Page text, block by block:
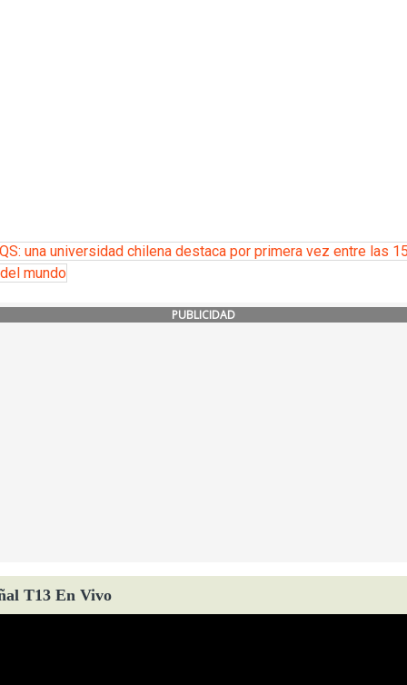
una universidad chilena destaca por primera vez entre las
mundo
PUBLICIDAD
T13 En Vivo